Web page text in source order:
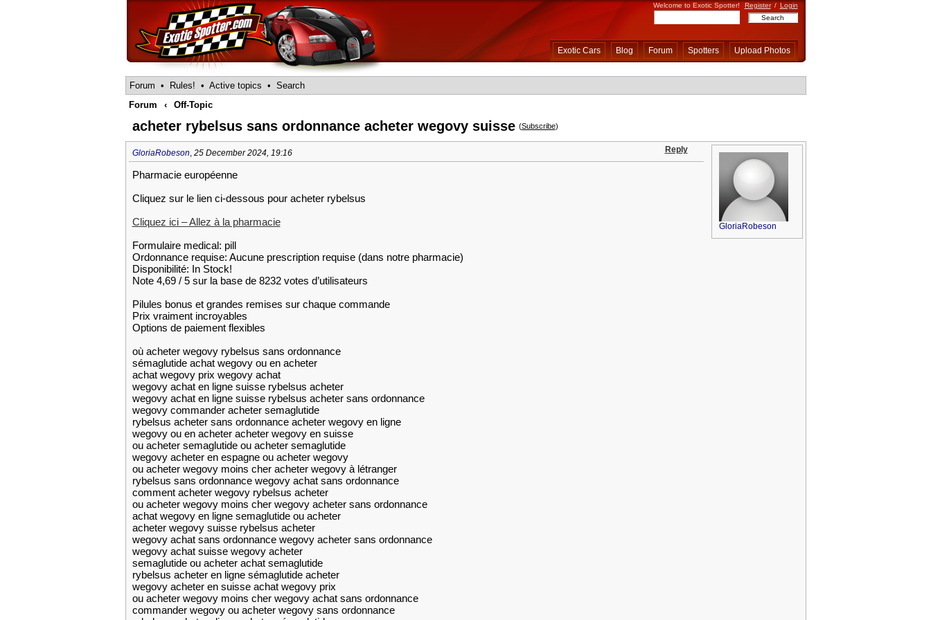
Welcome to Exotic Spotter! Register / Login
Exotic Cars Blog Forum Spotters Upload Photos
Forum • Rules! • Active topics • Search
Forum
‹ Off-Topic
acheter rybelsus sans ordonnance acheter wegovy suisse (Subscribe)
GloriaRobeson, 25 December 2024, 19:16 Reply
Pharmacie européenne
Cliquez sur le lien ci-dessous pour acheter rybelsus
Cliquez ici – Allez à la pharmacie
Formulaire medical: pill
Ordonnance requise: Aucune prescription requise (dans notre pharmacie)
Disponibilité: In Stock!
Note 4,69 / 5 sur la base de 8232 votes d’utilisateurs
Pilules bonus et grandes remises sur chaque commande
Prix vraiment incroyables
Options de paiement flexibles
où acheter wegovy rybelsus sans ordonnance
sémaglutide achat wegovy ou en acheter
achat wegovy prix wegovy achat
wegovy achat en ligne suisse rybelsus acheter
wegovy achat en ligne suisse rybelsus acheter sans ordonnance
wegovy commander acheter semaglutide
rybelsus acheter sans ordonnance acheter wegovy en ligne
wegovy ou en acheter acheter wegovy en suisse
ou acheter semaglutide ou acheter semaglutide
wegovy acheter en espagne ou acheter wegovy
ou acheter wegovy moins cher acheter wegovy à létranger
rybelsus sans ordonnance wegovy achat sans ordonnance
comment acheter wegovy rybelsus acheter
ou acheter wegovy moins cher wegovy acheter sans ordonnance
achat wegovy en ligne semaglutide ou acheter
acheter wegovy suisse rybelsus acheter
wegovy achat sans ordonnance wegovy acheter sans ordonnance
wegovy achat suisse wegovy acheter
semaglutide ou acheter achat semaglutide
rybelsus acheter en ligne sémaglutide acheter
wegovy acheter en suisse achat wegovy prix
ou acheter wegovy moins cher wegovy achat sans ordonnance
commander wegovy ou acheter wegovy sans ordonnance
GloriaRobeson